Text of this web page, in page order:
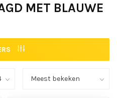
MET BLAUWE